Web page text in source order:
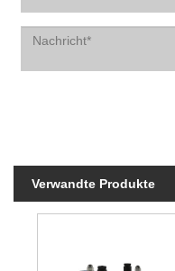
Verwandte Produkte